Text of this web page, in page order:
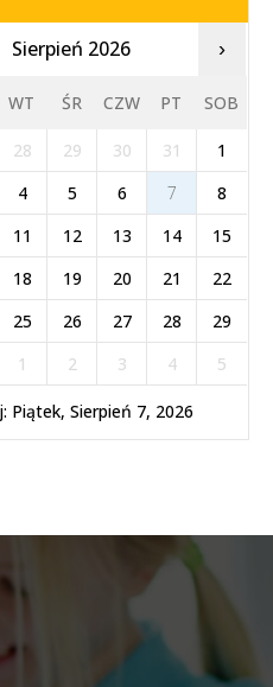
Sierpień 2026 ›
WT ŚR CZW PT SOB
28 29 30 31
1
4 5 6 7
8
11 12 13 14
15
18 19 20 21
22
25 26 27 28
29
1 2 3 4 5
Piątek, Sierpień 7, 2026